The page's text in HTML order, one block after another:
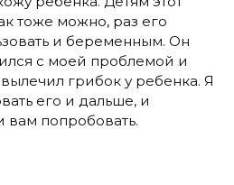
тоже можно, раз его
и беременным. Он
с моей проблемой и
грибок у ребенка. Я
его и дальше, и
попробовать.